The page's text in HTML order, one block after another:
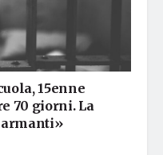
15enne
70 giorni. La